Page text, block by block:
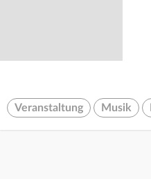
Veranstaltung Musik